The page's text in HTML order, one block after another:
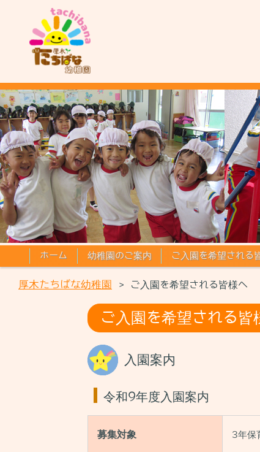
コンテンツに移動
✕
メ
ホーム 幼稚園のご案内 ご入園を希望される
厚木たちばな幼稚園 > ご入園を希望される皆様へ
ご入園を希望される皆
入園案内
令和9年度入園案内
募集対象 3年保